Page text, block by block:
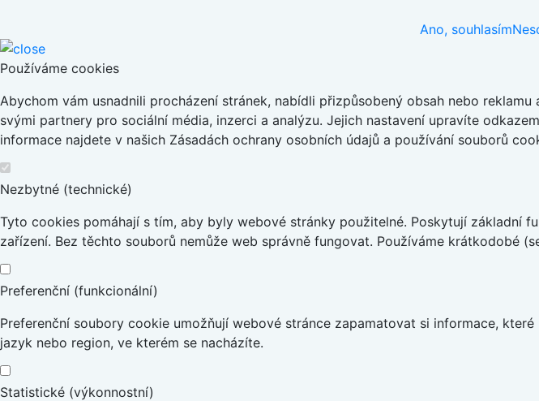
Ano, souhlasím
Používáme cookies
Abychom vám usnadnili procházení stránek, nabídli přizpůsobený obsah nebo
svými partnery pro sociální média, inzerci a analýzu. Jejich nastavení upravíte
informace najdete v našich Zásadách ochrany osobních údajů a používání souborů
Nezbytné (technické)
Tyto cookies pomáhají s tím, aby byly webové stránky použitelné. Poskytují základní
zařízení. Bez těchto souborů nemůže web správně fungovat. Používáme krátkodobé
Preferenční (funkcionální)
Preferenční soubory cookie umožňují webové stránce zapamatovat si informace,
jazyk nebo region, ve kterém se nacházíte.
Statistické (výkonnostní)